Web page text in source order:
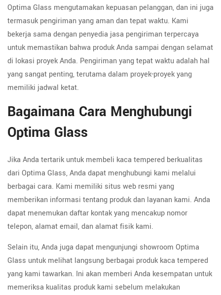
Optima Glass mengutamakan kepuasan pelanggan, dan ini juga
termasuk pengiriman yang aman dan tepat waktu. Kami
bekerja sama dengan penyedia jasa pengiriman terpercaya
untuk memastikan bahwa produk Anda sampai dengan selamat
di lokasi proyek Anda. Pengiriman yang tepat waktu adalah hal
yang sangat penting, terutama dalam proyek-proyek yang
memiliki jadwal ketat.
Bagaimana Cara Menghubungi
Optima Glass
Jika Anda tertarik untuk membeli kaca tempered berkualitas
dari Optima Glass, Anda dapat menghubungi kami melalui
berbagai cara. Kami memiliki situs web resmi yang
memberikan informasi tentang produk dan layanan kami. Anda
dapat menemukan daftar kontak yang mencakup nomor
telepon, alamat email, dan alamat fisik kami.
Selain itu, Anda juga dapat mengunjungi showroom Optima
Glass untuk melihat langsung berbagai produk kaca tempered
yang kami tawarkan. Ini akan memberi Anda kesempatan untuk
memeriksa kualitas produk kami sebelum melakukan